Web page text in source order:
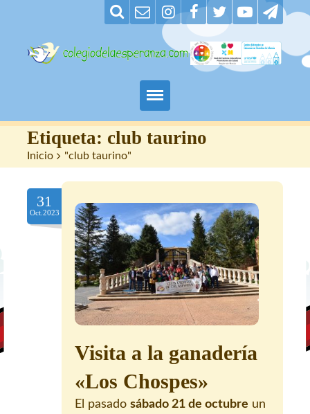
Padres
Alumnos
Maestros
Nuestro centro
Contacto
Etiqueta: club taurino
Inicio > "club taurino"
31
Oct.2023
Visita a la ganadería
«Los Chospes»
El pasado sábado 21 de octubre un